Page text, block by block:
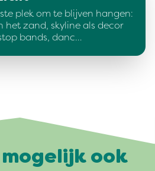
plek om te blijven hangen:
het zand, skyline als decor
bands, danc…
ook